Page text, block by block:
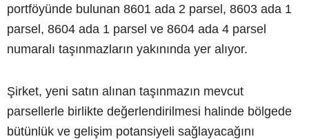
portföyünde bulunan 8601 ada 2 parsel, 8603 ada 1
parsel, 8604 ada 1 parsel ve 8604 ada 4 parsel
numaralı taşınmazların yakınında yer alıyor.
Şirket, yeni satın alınan taşınmazın mevcut
parsellerle birlikte değerlendirilmesi halinde bölgede
bütünlük ve gelişim potansiyeli sağlayacağını